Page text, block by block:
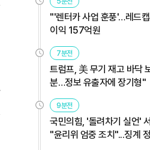
"'렌터카 사업 훈풍'…레드
이익 157억원
7분전
트럼프, 美 무기 재고 바닥
분…정보 유출자에 장기형"
9분전
국민의힘, '돌려차기 실언'
"윤리위 엄중 조치"...징계